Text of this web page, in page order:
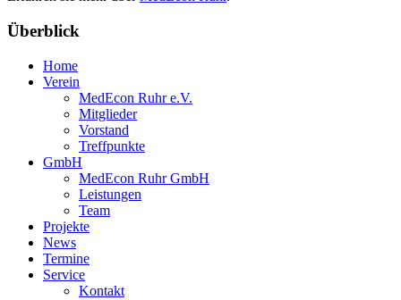
Überblick
Home
Verein
MedEcon Ruhr e.V.
Mitglieder
Vorstand
Treffpunkte
GmbH
MedEcon Ruhr GmbH
Leistungen
Team
Projekte
News
Termine
Service
Kontakt